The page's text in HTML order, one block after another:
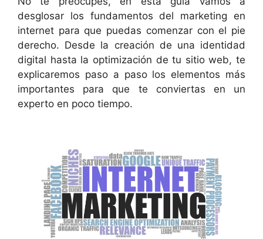
desglosar los fundamentos del marketing en
internet para que puedas comenzar con el pie
derecho. Desde la creación de una identidad
digital hasta la optimización de tu sitio web, te
explicaremos paso a paso los elementos más
importantes para que te conviertas en un
experto en poco tiempo.